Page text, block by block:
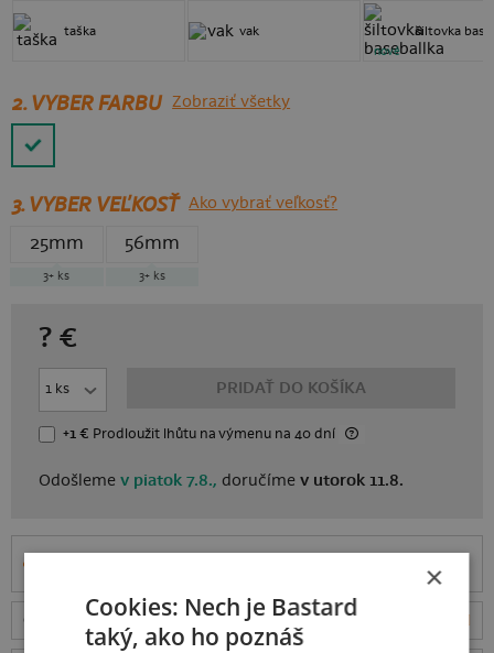
taška vak šiltovka
nové
2. VYBER FARBU Zobraziť všetky
3.VYBER VEĽKOSŤ Ako vybrať veľkosť?
25mm
3+ ks
56mm
3+ ks
? €
PRIDAŤ DO KOŠÍKA
+1 € Prodloužit lhůtuna výmenu na 40 dní
Odošlemev piatok 7.8., doručímev utorok 11.8.
Odošleme v piatok 7.8.,doručímev utorok 11.8.
×
Cookies: Nech je Bastard
taký, ako ho poznáš